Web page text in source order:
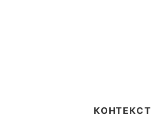
КОНТЕКСТ